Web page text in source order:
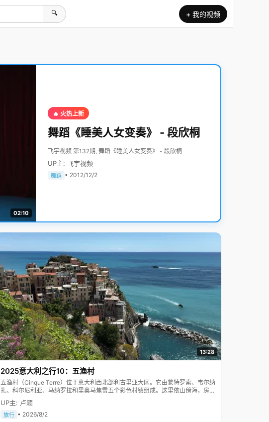
🔍 + 我的视频
02:10
🔥 火热上新
舞蹈《睡美人女变奏》 - 段欣桐
飞宇视频 第132期, 舞蹈《睡美人女变奏》 - 段欣桐
UP主: 飞宇视频
舞蹈 • 2012/12/2
13:28
2025意大利之行10：五渔村
五渔村（Cinque Terre）位于意大利西北部利古里亚大区。它由蒙特罗索、韦尔纳
扎、科尔尼利亚、马纳罗拉和里奥马焦雷五个彩色村镇组成。这里依山傍海，房屋
色彩斑斓，1997年被列为世界文化遗产。
UP主: 卢颖
旅行 • 2026/8/2